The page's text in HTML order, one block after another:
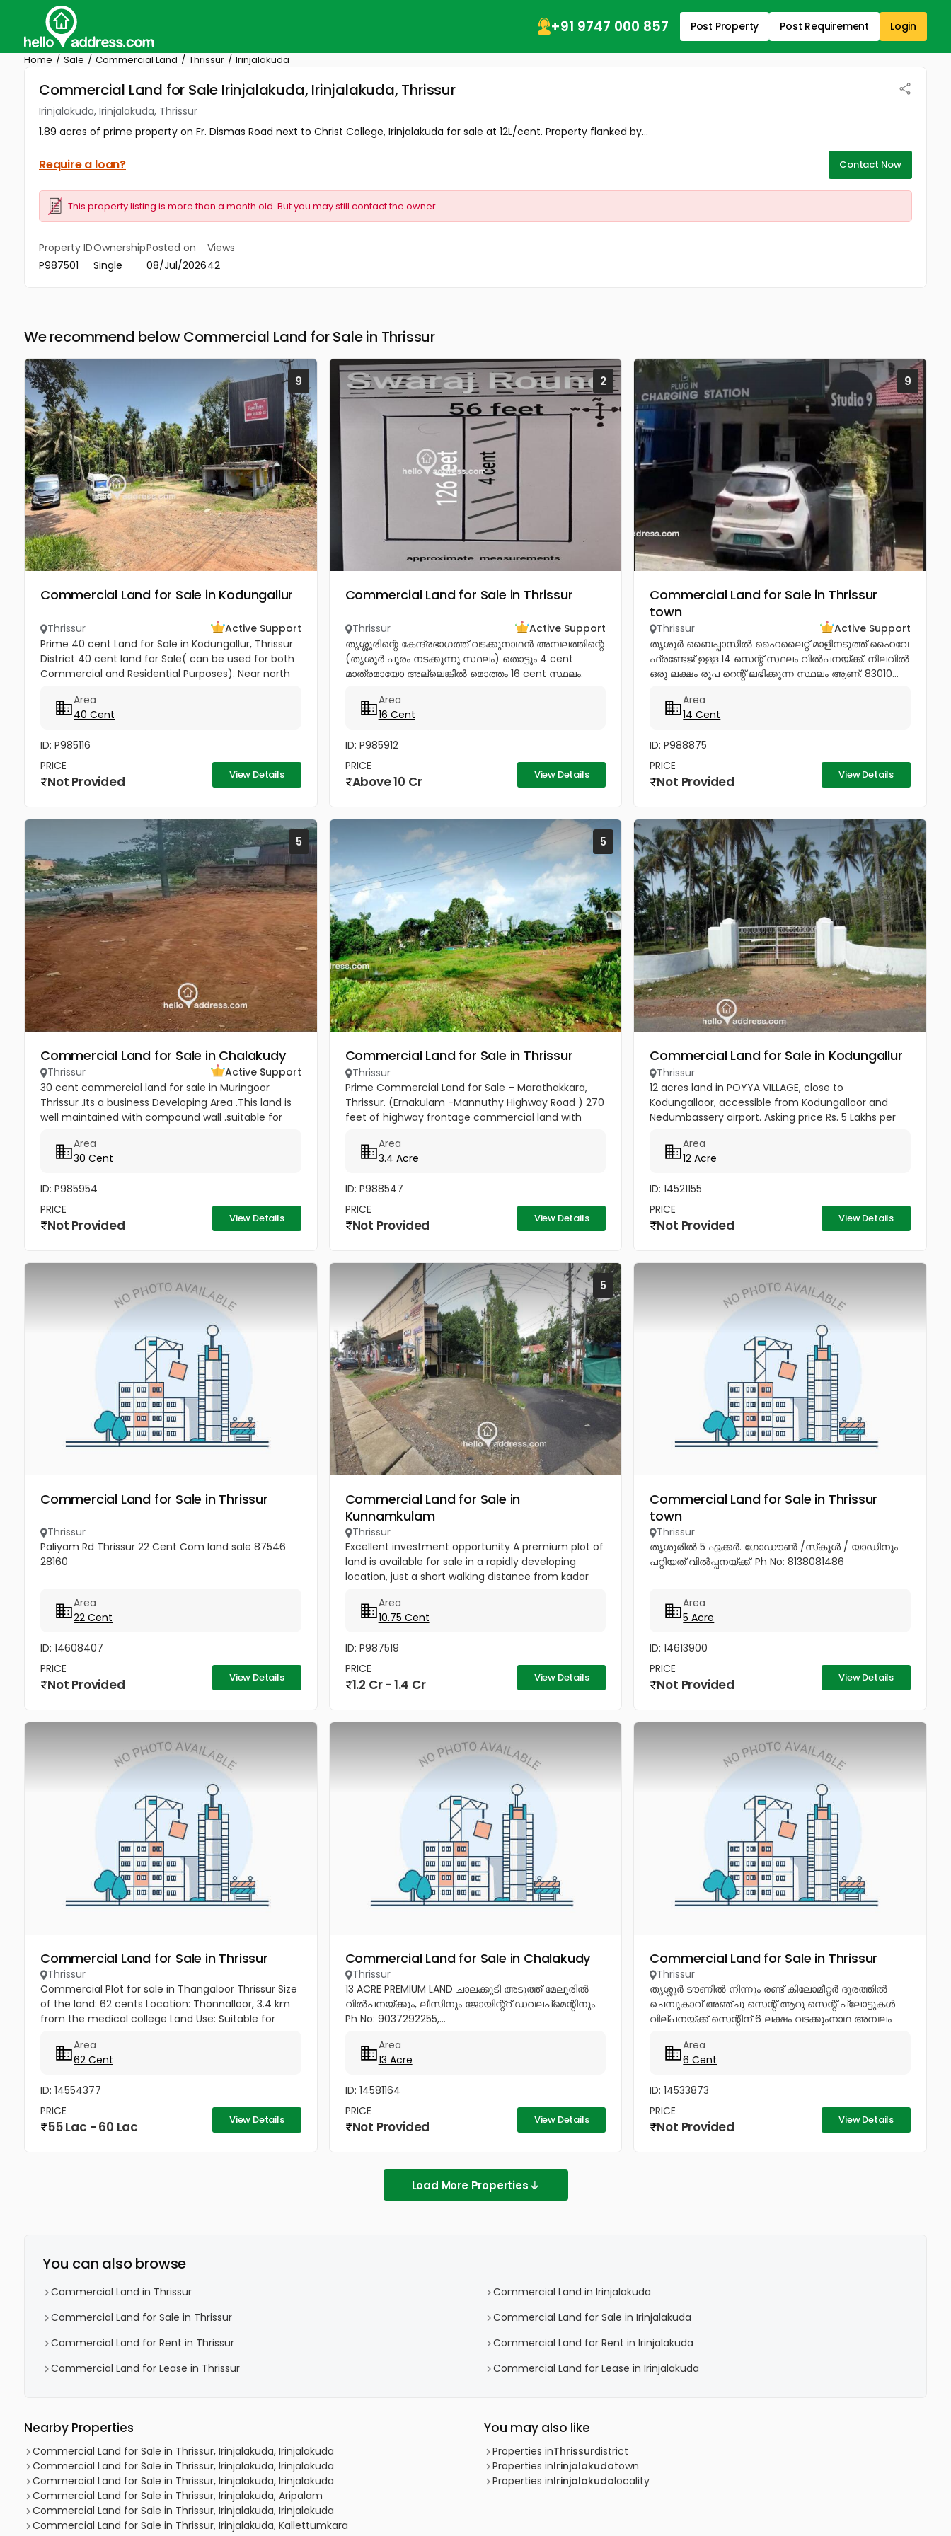
+91 9747 000 857 Post Property Post Requirement Login
Home Sale Commercial Land Thrissur Irinjalakuda
Commercial Land for Sale Irinjalakuda, Irinjalakuda, Thrissur
Irinjalakuda, Irinjalakuda, Thrissur
1.89 acres of prime property on Fr. Dismas Road next to Christ College, Irinjalakuda for sale at 12L/cent. Property flanked by...
Require a loan? Contact Now
This property listing is more than a month old. But you may still contact the owner.
Property ID
P987501
Ownership
Single
Posted on
08/Jul/2026
Views
42
We recommend below Commercial Land for Sale in Thrissur
9
Commercial Land for Sale in Kodungallur
Thrissur
Active Support
Prime 40 cent Land for Sale in Kodungallur, Thrissur
District 40 cent land for Sale( can be used for both
Commercial and Residential Purposes). Near north
to NH Opening...
Area
40 Cent
ID: P985116
PRICE
Not Provided View Details
2
Commercial Land for Sale in Thrissur
Thrissur
Active Support
തൃശ്ശൂരിന്റെ കേന്ദ്രഭാഗത്ത് വടക്കുനാഥൻ അമ്പലത്തിന്റെ
(തൃശൂർ പൂരം നടക്കുന്നു സ്ഥലം) തൊട്ടും 4 cent
മാത്രമായോ അല്ലെങ്കിൽ മൊത്തം 16 cent സ്ഥലം.
demolished Total Price -20...
Area
16 Cent
ID: P985912
PRICE
Above 10 Cr View Details
9
Commercial Land for Sale in Thrissur
town
Thrissur
Active Support
തൃശൂർ ബൈപ്പാസിൽ ഹൈലൈറ്റ് മാളിനടുത്ത് ഹൈവേ
ഫ്രണ്ടേജ് ഉള്ള 14 സെന്റ് സ്ഥലം വിൽപനയ്ക്ക്. നിലവിൽ
ഒരു ലക്ഷം രൂപ റെന്റ് ലഭിക്കുന്ന സ്ഥലം ആണ്. 83010...
Area
14 Cent
ID: P988875
PRICE
Not Provided View Details
5
Commercial Land for Sale in Chalakudy
Thrissur
Active Support
30 cent commercial land for sale in Muringoor
Thrissur .Its a business Developing Area .This land is
well maintained with compound wall .suitable for
and gate Facing to NH...
Area
30 Cent
ID: P985954
PRICE
Not Provided View Details
5
Commercial Land for Sale in Thrissur
Thrissur
Prime Commercial Land for Sale – Marathakkara,
Thrissur. (Ernakulam -Mannuthy Highway Road ) 270
feet of highway frontage commercial land with
includes 3 acres 40...
Area
3.4 Acre
ID: P988547
PRICE
Not Provided View Details
Commercial Land for Sale in Kodungallur
Thrissur
12 acres land in POYYA VILLAGE, close to
Kodungalloor, accessible from Kodungalloor and
Nedumbassery airport. Asking price Rs. 5 Lakhs per
Area
12 Acre
ID: 14521155
PRICE
Not Provided View Details
Commercial Land for Sale in Thrissur
Thrissur
Paliyam Rd Thrissur 22 Cent Com land sale 87546
28160
Area
22 Cent
ID: 14608407
PRICE
Not Provided View Details
5
Commercial Land for Sale in
Kunnamkulam
Thrissur
Excellent investment opportunity A premium plot of
land is available for sale in a rapidly developing
location, just a short walking distance from kadar
mall,... Area
10.75 Cent
ID: P987519
PRICE
1.2 Cr - 1.4 Cr View Details
Commercial Land for Sale in Thrissur
town
Thrissur
തൃശൂരിൽ 5 ഏക്കർ. ഗോഡൗൺ /സ്‌കൂൾ / യാഡിനും
പറ്റിയത് വിൽപ്പനയ്ക്ക്. Ph No: 8138081486
Area
5 Acre
ID: 14613900
PRICE
Not Provided View Details
Commercial Land for Sale in Thrissur
Thrissur
Commercial Plot for sale in Thangaloor Thrissur Size
of the land: 62 cents Location: Thonnalloor, 3.4 km
from the medical college Land Use: Suitable for
road Price: ₹90,000...
Area
62 Cent
ID: 14554377
PRICE
55 Lac - 60 Lac View Details
Commercial Land for Sale in Chalakudy
Thrissur
13 ACRE PREMIUM LAND ചാലക്കുടി അടുത്ത് മേലൂരിൽ
വിൽപനയ്ക്കും, ലീസിനും ജോയിന്റ്റ് ഡവലപ്മെന്റിനും.
Ph No: 9037292255,...
Area
13 Acre
ID: 14581164
PRICE
Not Provided View Details
Commercial Land for Sale in Thrissur
Thrissur
തൃശ്ശൂർ ടൗണിൽ നിന്നും രണ്ട് കിലോമീറ്റർ ദൂരത്തിൽ
ചെമ്പുകാവ് അഞ്ചു സെന്റ് ആറു സെന്റ് പ്ലോട്ടുകൾ
വില്പനയ്ക്ക് സെന്റിന് 6 ലക്ഷം വടക്കുംനാഥ അമ്പലം
അഞ്ചു മിനിറ്റ് മാത്രം...
Area
6 Cent
ID: 14533873
PRICE
Not Provided View Details
Load More Properties
You can also browse
Commercial Land in Thrissur
Commercial Land in Irinjalakuda
Commercial Land for Sale in Thrissur
Commercial Land for Sale in Irinjalakuda
Commercial Land for Rent in Thrissur
Commercial Land for Rent in Irinjalakuda
Commercial Land for Lease in Thrissur
Commercial Land for Lease in Irinjalakuda
Nearby Properties
Commercial Land for Sale in Thrissur, Irinjalakuda, Irinjalakuda
Commercial Land for Sale in Thrissur, Irinjalakuda, Irinjalakuda
Commercial Land for Sale in Thrissur, Irinjalakuda, Irinjalakuda
Commercial Land for Sale in Thrissur, Irinjalakuda, Aripalam
Commercial Land for Sale in Thrissur, Irinjalakuda, Irinjalakuda
Commercial Land for Sale in Thrissur, Irinjalakuda, Kallettumkara
You may also like
Properties inThrissurdistrict
Properties inIrinjalakudatown
Properties inIrinjalakudalocality